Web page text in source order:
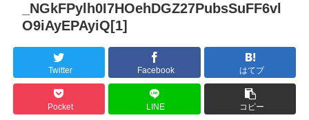
_NGkFPylh0I7HOehDGZ27PubsSuFF6vl
O9iAyEPAyiQ[1]
Twitter Facebook はてブ
Pocket LINE コピー